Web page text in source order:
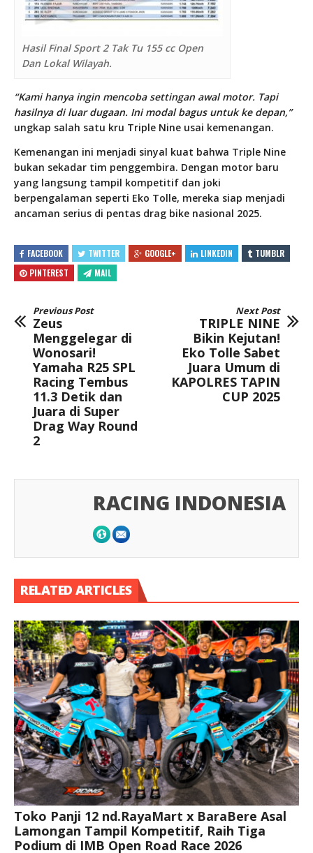
Hasil Final Sport 2 Tak Tu 155 cc Open
Dan Lokal Wilayah.
“Kami hanya ingin mencoba settingan awal motor. Tapi
hasilnya di luar dugaan. Ini modal bagus untuk ke depan,”
ungkap salah satu kru Triple Nine usai kemenangan.
Kemenangan ini menjadi sinyal kuat bahwa Triple Nine
bukan sekadar tim penggembira. Dengan motor baru
yang langsung tampil kompetitif dan joki
berpengalaman seperti Eko Tolle, mereka siap menjadi
ancaman serius di pentas drag bike nasional 2025.
FACEBOOK TWITTER GOOGLE+ LINKEDIN
TUMBLR
PINTEREST
MAIL
Previous Post
Zeus
Menggelegar di
Wonosari!
Yamaha R25 SPL
Racing Tembus
11.3 Detik dan
Juara di Super
Drag Way Round
2
Next Post
TRIPLE NINE
Bikin Kejutan!
Eko Tolle Sabet
Juara Umum di
KAPOLRES TAPIN
CUP 2025
RACING INDONESIA
RELATED ARTICLES
Toko Panji 12 nd.RayaMart x BaraBere Asal
Lamongan Tampil Kompetitif, Raih Tiga
Podium di IMB Open Road Race 2026